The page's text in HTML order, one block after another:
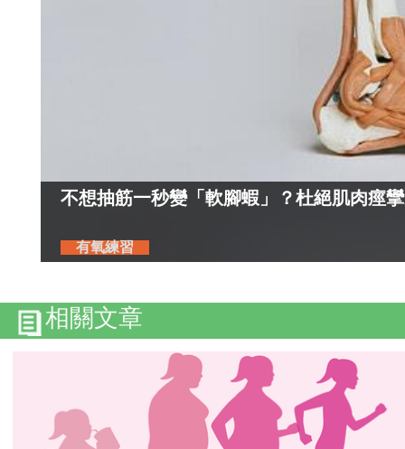
不想抽筋一秒變「軟腳蝦」？杜絕肌肉痙
有氧練習
相關文章